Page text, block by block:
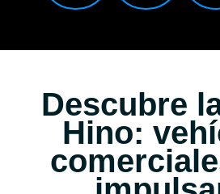
Descubre
Hino: